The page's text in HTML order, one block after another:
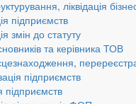
ліквідація
підприємств
змін до статуту
та керівника ТОВ
підприємств
підприємств